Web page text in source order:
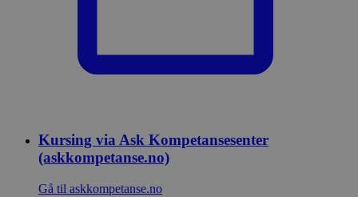
Kursing via Ask Kompetansesenter
(askkompetanse.no)
Gå til askkompetanse.no